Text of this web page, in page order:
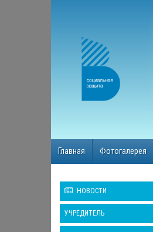
Главная Фотогалерея
НОВОСТИ
УЧРЕДИТЕЛЬ